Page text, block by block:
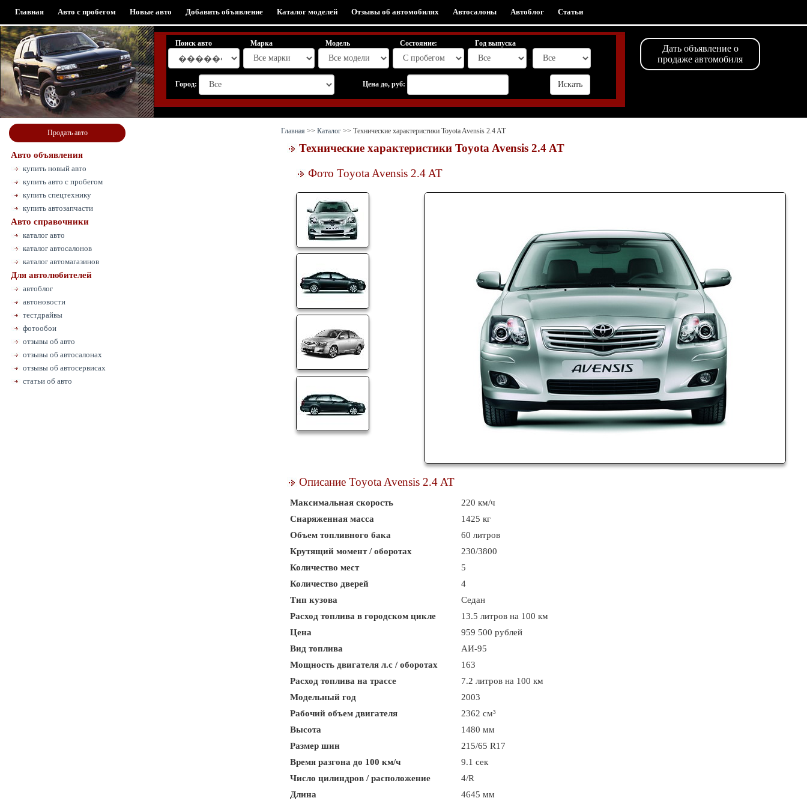
Главная Авто с пробегом Новые авто Добавить объявление Каталог моделей Отзывы об автомобилях Автосалоны Автоблог Статьи
Поиск авто Марка Модель Состояние:
Год выпуска
-
Город: Цена до, руб:
Дать объявление о
продаже автомобиля
Продать авто
Авто объявления
купить новый авто
купить авто с пробегом
купить спецтехнику
купить автозапчасти
Авто справочники
каталог авто
каталог автосалонов
каталог автомагазинов
Для автолюбителей
автоблог
автоновости
тестдрайвы
фотообои
отзывы об авто
отзывы об автосалонах
отзывы об автосервисах
статьи об авто
Главная >> Каталог >> Технические характеристики Toyota Avensis 2.4 AT
Технические характеристики Toyota Avensis 2.4 AT
Фото Toyota Avensis 2.4 AT
Описание Toyota Avensis 2.4 AT
Максимальная скорость
220 км/ч
Снаряженная масса
1425 кг
Объем топливного бака
60 литров
Крутящий момент / оборотах
230/3800
Количество мест
5
Количество дверей
4
Тип кузова
Седан
Расход топлива в городском цикле
13.5 литров на 100 км
Цена
959 500 рублей
Вид топлива
АИ-95
Мощность двигателя л.с / оборотах
163
Расход топлива на трассе
7.2 литров на 100 км
Модельный год
2003
Рабочий объем двигателя
2362 см³
Высота
1480 мм
Размер шин
215/65 R17
Время разгона до 100 км/ч
9.1 сек
Число цилиндров / расположение
4/R
Длина
4645 мм